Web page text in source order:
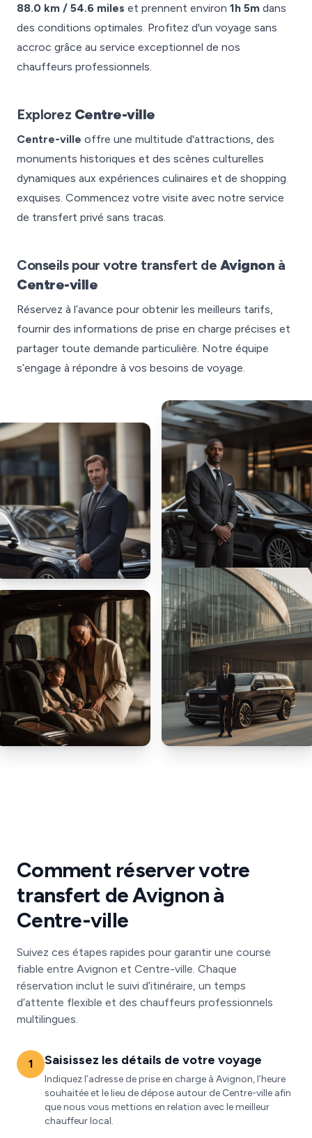
88.0 km / 54.6 miles et prennent environ 1h 5m dans
des conditions optimales. Profitez d'un voyage sans
accroc grâce au service exceptionnel de nos
chauffeurs professionnels.
Explorez Centre-ville
Centre-ville offre une multitude d'attractions, des
monuments historiques et des scènes culturelles
dynamiques aux expériences culinaires et de shopping
exquises. Commencez votre visite avec notre service
de transfert privé sans tracas.
Conseils pour votre transfert de Avignon à
Centre-ville
Réservez à l’avance pour obtenir les meilleurs tarifs,
fournir des informations de prise en charge précises et
partager toute demande particulière. Notre équipe
s’engage à répondre à vos besoins de voyage.
Comment réserver votre
transfert de Avignon à
Centre-ville
Suivez ces étapes rapides pour garantir une course
fiable entre Avignon et Centre-ville. Chaque
réservation inclut le suivi d’itinéraire, un temps
d’attente flexible et des chauffeurs professionnels
multilingues.
1 Saisissez les détails de votre voyage
Indiquez l’adresse de prise en charge à Avignon, l’heure
souhaitée et le lieu de dépose autour de Centre-ville afin
que nous vous mettions en relation avec le meilleur
chauffeur local.